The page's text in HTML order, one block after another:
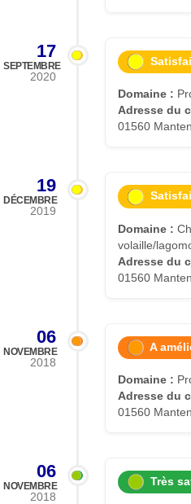
17
SEPTEMBRE
2020
Domaine :
Adresse du
01560
19
DÉCEMBRE
2019
Domaine :
volaille/
Adresse du
01560
06
NOVEMBRE
2018
A
Domaine :
Adresse du
01560
06
NOVEMBRE
2018
Très